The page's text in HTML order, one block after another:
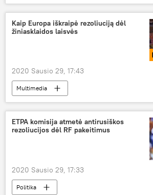
apkalta
Kaip Europa iškraipė rezoliuciją dėl
žiniasklaidos laisvės
2020 Sausio 29, 17:43
Multimedia
Europos Tarybos Parlamentinė Asamblėja (ETPA)
Rusija
žiniasklaida
žiniasklaidos laisvė
Rusijos žiniasklaida
ETPA komisija atmetė antirusiškos
rezoliucijos dėl RF pakeitimus
2020 Sausio 29, 17:33
Politika